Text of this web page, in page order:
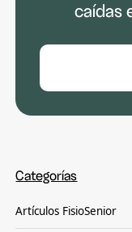
caídas
Categorías
Artículos FisioSenior